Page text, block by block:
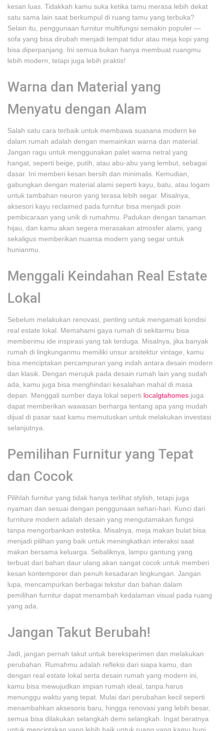
kesan luas. Tidakkah kamu suka ketika tamu merasa lebih dekat
satu sama lain saat berkumpul di ruang tamu yang terbuka?
Selain itu, penggunaan furnitur multifungsi semakin populer —
sofa yang bisa dirubah menjadi tempat tidur atau meja kopi yang
bisa diperpanjang. Ini semua bukan hanya membuat ruangmu
lebih modern, tetapi juga lebih praktis!
Warna dan Material yang
Menyatu dengan Alam
Salah satu cara terbaik untuk membawa suasana modern ke
dalam rumah adalah dengan memainkan warna dan material.
Jangan ragu untuk menggunakan palet warna netral yang
hangat, seperti beige, putih, atau abu-abu yang lembut, sebagai
dasar. Ini memberi kesan bersih dan minimalis. Kemudian,
gabungkan dengan material alami seperti kayu, batu, atau logam
untuk tambahan neuron yang terasa lebih segar. Misalnya,
aksesori kayu reclaimed pada furnitur bisa menjadi poin
pembicaraan yang unik di rumahmu. Padukan dengan tanaman
hijau, dan kamu akan segera merasakan atmosfer alami, yang
sekaligus memberikan nuansa modern yang segar untuk
hunianmu.
Menggali Keindahan Real Estate
Lokal
Sebelum melakukan renovasi, penting untuk mengamati kondisi
real estate lokal. Memahami gaya rumah di sekitarmu bisa
memberimu ide inspirasi yang tak terduga. Misalnya, jika banyak
rumah di lingkunganmu memiliki unsur arsitektur vintage, kamu
bisa menciptakan percampuran yang indah antara desain modern
dan klasik. Dengan merujuk pada desain rumah lain yang sudah
ada, kamu juga bisa menghindari kesalahan mahal di masa
depan. Menggali sumber daya lokal seperti localgtahomes juga
dapat memberikan wawasan berharga tentang apa yang mudah
dijual di pasar saat kamu memutuskan untuk melakukan investasi
selanjutnya.
Pemilihan Furnitur yang Tepat
dan Cocok
Pilihlah furnitur yang tidak hanya terlihat stylish, tetapi juga
nyaman dan sesuai dengan penggunaan sehari-hari. Kunci dari
furniture modern adalah desain yang mengutamakan fungsi
tanpa mengorbankan estetika. Misalnya, meja makan bulat bisa
menjadi pilihan yang baik untuk meningkatkan interaksi saat
makan bersama keluarga. Sebaliknya, lampu gantung yang
terbuat dari bahan daur ulang akan sangat cocok untuk memberi
kesan kontemporer dan penuh kesadaran lingkungan. Jangan
lupa, mencampurkan berbagai tekstur dan bahan dalam
pemilihan furnitur dapat menambah kedalaman visual pada ruang
yang ada.
Jangan Takut Berubah!
Jadi, jangan pernah takut untuk bereksperimen dan melakukan
perubahan. Rumahmu adalah refleksi dari siapa kamu, dan
dengan real estate lokal serta desain rumah yang modern ini,
kamu bisa mewujudkan impian rumah ideal, tanpa harus
menunggu waktu yang tepat. Mulai dari perubahan kecil seperti
menambahkan aksesoris baru, hingga renovasi yang lebih besar,
semua bisa dilakukan selangkah demi selangkah. Ingat beratnya